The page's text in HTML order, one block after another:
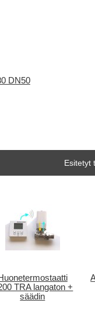
DN50
Esitetyt
TRA langaton +
säädin